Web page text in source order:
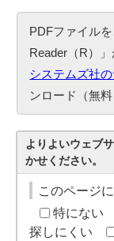
PDFファイル
Reader（R）
システムズ社
ンロード（無
よりよいウェブ
かせください。
このページ
特にない
探しにくい